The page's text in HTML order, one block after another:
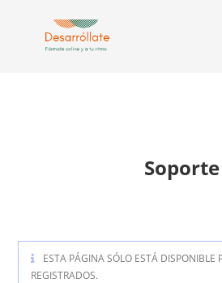
Soporte
ESTA PÁGINA SÓLO ESTÁ DISPONIBLE
REGISTRADOS.